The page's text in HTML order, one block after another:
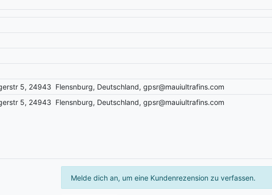
5, 24943 Flensnburg, Deutschland, gpsr@mauiultrafins.com
5, 24943 Flensnburg, Deutschland, gpsr@mauiultrafins.com
Melde dich an, um eine Kundenrezension zu verfassen.